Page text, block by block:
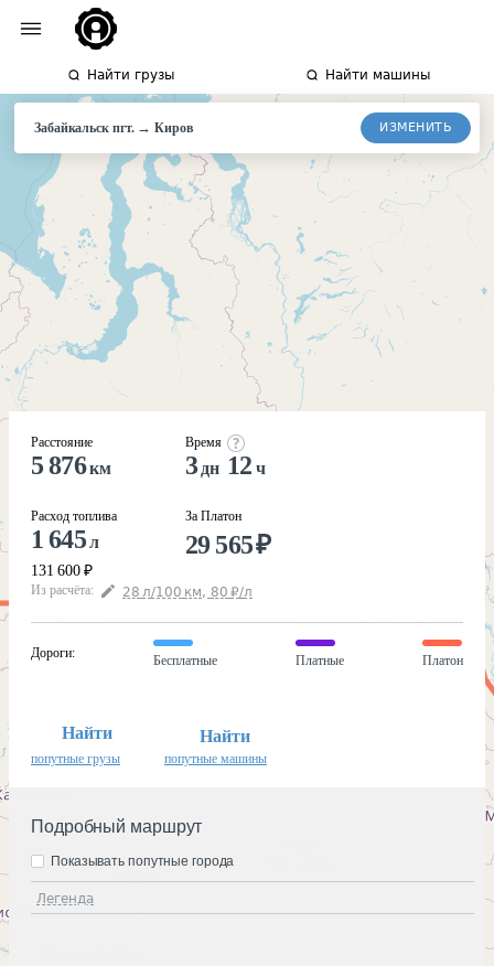
Найти грузы Найти машины
Забайкальск пгт.→Киров ИЗМЕНИТЬ
Расстояние
5 876км
Расход топлива
1 645л
131 600 ₽
Время
3 дн 12 ч
За Платон
29 565₽
Из расчёта: 28 л/100 км, 80 ₽/л
Дороги:
Бесплатные Платные Платон
Найти
попутные грузы
Найти
попутные машины
Подробный маршрут
Легенда
Показывать попутные города